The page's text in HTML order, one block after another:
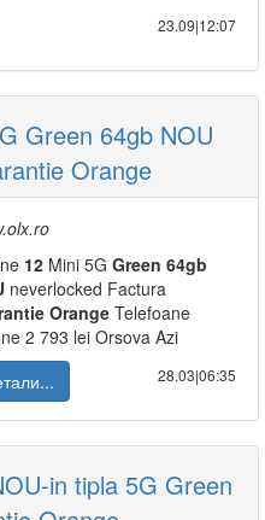
23.09|12:07
Green 64gb NOU
Orange
12 Mini 5G Green 64gb
neverlocked Factura
Orange Telefoane
2 793 lei Orsova Azi
28.03|06:35
in tipla 5G Green